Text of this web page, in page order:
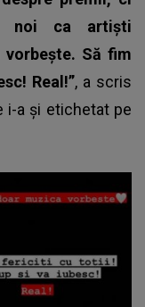
noi ca artiști
Să fim
Real!”, a scris
i-a și etichetat pe